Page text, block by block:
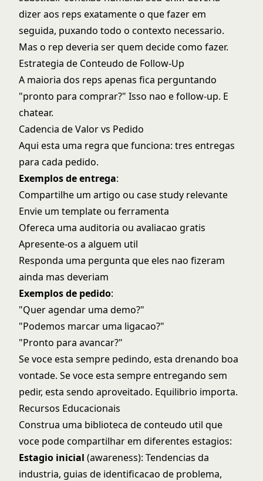
dizer aos reps exatamente o que fazer em
seguida, puxando todo o contexto necessario.
Mas o rep deveria ser quem decide como fazer.
Estrategia de Conteudo de Follow-Up
A maioria dos reps apenas fica perguntando
"pronto para comprar?" Isso nao e follow-up. E
chatear.
Cadencia de Valor vs Pedido
Aqui esta uma regra que funciona: tres entregas
para cada pedido.
Exemplos de entrega:
Compartilhe um artigo ou case study relevante
Envie um template ou ferramenta
Ofereca uma auditoria ou avaliacao gratis
Apresente-os a alguem util
Responda uma pergunta que eles nao fizeram
ainda mas deveriam
Exemplos de pedido:
"Quer agendar uma demo?"
"Podemos marcar uma ligacao?"
"Pronto para avancar?"
Se voce esta sempre pedindo, esta drenando boa
vontade. Se voce esta sempre entregando sem
pedir, esta sendo aproveitado. Equilibrio importa.
Recursos Educacionais
Construa uma biblioteca de conteudo util que
voce pode compartilhar em diferentes estagios:
Estagio inicial (awareness): Tendencias da
industria, guias de identificacao de problema,